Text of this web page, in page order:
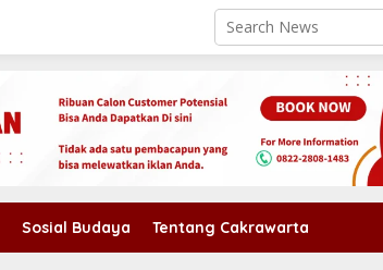
Sosial Budaya Tentang Cakrawarta